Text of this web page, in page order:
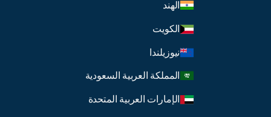
الهند
الكويت
نيوزيلندا
المملكة العربية السعودية
الإمارات العربية المتحدة